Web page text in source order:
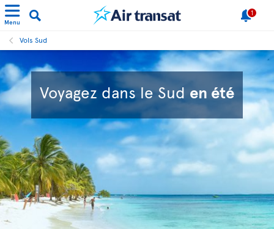
Menu
1
Vols Sud
Voyagez dans le Sud en été